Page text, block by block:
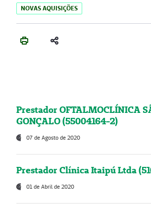
NOVAS AQUISIÇÕES
Prestador OFTALMOCLÍNICA
GONÇALO (55004164-2)
07 de Agosto de 2020
Prestador Clínica Itaipú Ltda
01 de Abril de 2020